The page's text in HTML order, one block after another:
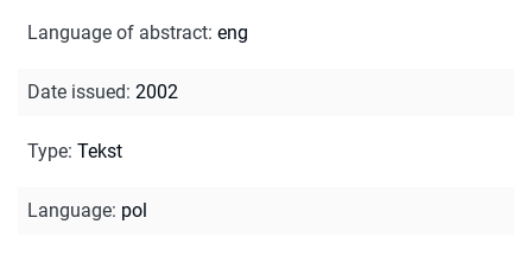
Language of abstract: eng
Date issued: 2002
Type: Tekst
Language: pol